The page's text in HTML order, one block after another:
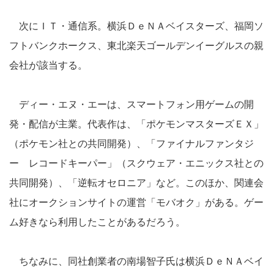
次にＩＴ・通信系。横浜ＤｅＮＡベイスターズ、福岡ソ
フトバンクホークス、東北楽天ゴールデンイーグルスの親
会社が該当する。
ディー・エヌ・エーは、スマートフォン用ゲームの開
発・配信が主業。代表作は、「ポケモンマスターズＥＸ」
（ポケモン社との共同開発）、「ファイナルファンタジ
ー レコードキーパー」（スクウェア・エニックス社との
共同開発）、「逆転オセロニア」など。このほか、関連会
社にオークションサイトの運営「モバオク」がある。ゲー
ム好きなら利用したことがあるだろう。
ちなみに、同社創業者の南場智子氏は横浜ＤｅＮＡベイ